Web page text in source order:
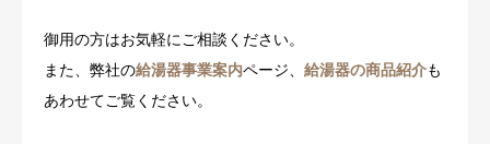
御用の方はお気軽にご相談ください。
また、弊社の給湯器事業案内ページ、 給湯器の商品紹介も
あわせてご覧ください。